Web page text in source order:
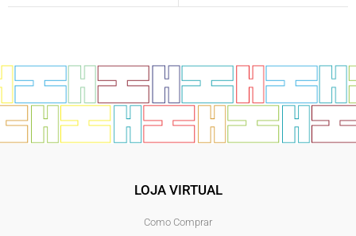
LOJA VIRTUAL
Como Comprar